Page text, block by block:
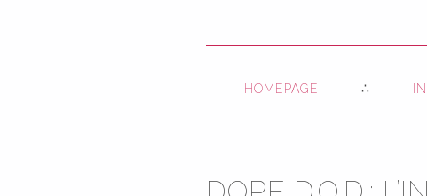
HOMEPAGE